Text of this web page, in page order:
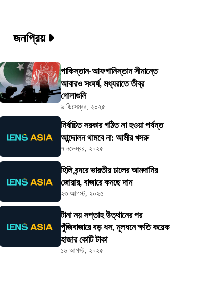
জনপ্রিয়
পাকিস্তান-আফগানিস্তান সীমান্তে
আবারও সংঘর্ষ, মধ্যরাতে তীব্র
গোলাগুলি
৬ ডিসেম্বর, ২০২৫
নির্বাচিত সরকার গঠিত না হওয়া পর্যন্ত
আন্দোলন থামবে না: আমীর খসরু
৭ নভেম্বর, ২০২৫
হিলি বন্দরে ভারতীয় চালের আমদানির
জোয়ার, বাজারে কমছে দাম
২৩ আগস্ট, ২০২৫
টানা নয় সপ্তাহ উত্থানের পর
পুঁজিবাজারে বড় ধস, মূলধনে ক্ষতি কয়েক
হাজার কোটি টাকা
১৬ আগস্ট, ২০২৫